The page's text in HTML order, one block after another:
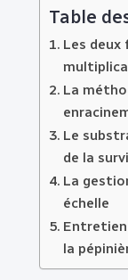
Table
Les
La
Le
de la
La
échelle
la